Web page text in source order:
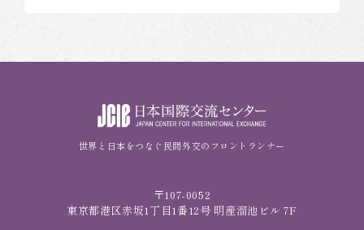
世界と日本をつなぐ民間外交のフロントランナー
〒107-0052
東京都港区赤坂1丁目1番12号 明産溜池ビル 7F